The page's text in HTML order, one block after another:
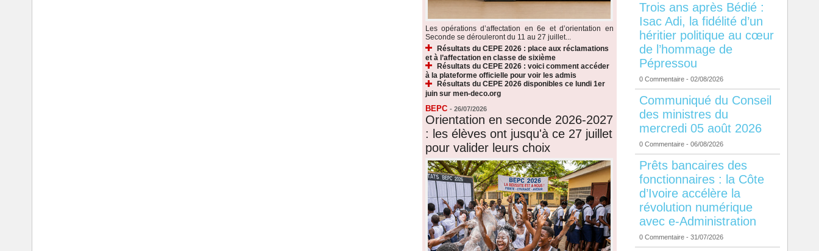
Les opérations d’affectation en 6e et d’orientation en
Seconde se dérouleront du 11 au 27 juillet...
Résultats du CEPE 2026 : place aux réclamations
et à l’affectation en classe de sixième
Résultats du CEPE 2026 : voici comment accéder
à la plateforme officielle pour voir les admis
Résultats du CEPE 2026 disponibles ce lundi 1er
juin sur men-deco.org
BEPC - 26/07/2026
Orientation en seconde 2026-2027
: les élèves ont jusqu'à ce 27 juillet
pour valider leurs choix
Trois ans après Bédié :
Isac Adi, la fidélité d’un
héritier politique au cœur
de l’hommage de
Pépressou
0 Commentaire - 02/08/2026
Communiqué du Conseil
des ministres du
mercredi 05 août 2026
0 Commentaire - 06/08/2026
Prêts bancaires des
fonctionnaires : la Côte
d’Ivoire accélère la
révolution numérique
avec e-Administration
0 Commentaire - 31/07/2026